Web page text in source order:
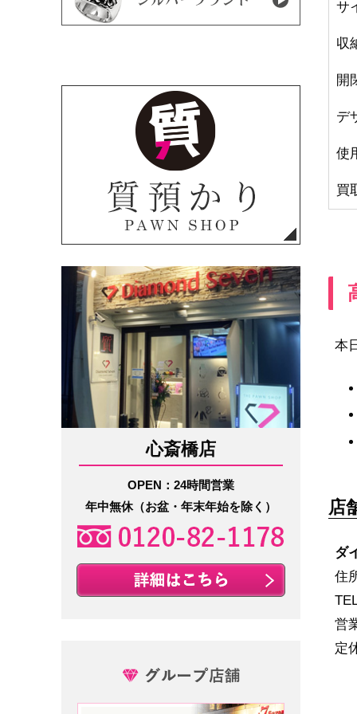
サ
収
開
デ
使
買
本
店
ダ
住
営
定
心斎橋店
OPEN：24時間営業
年中無休（お盆・年末年始を除く）